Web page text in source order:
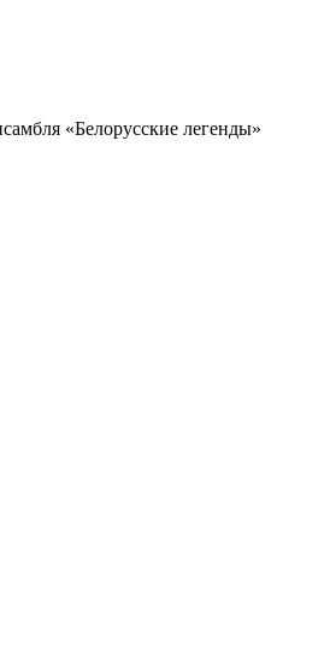
«Белорусские легенды»